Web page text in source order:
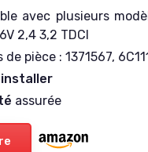
avec plusieurs
2,4 3,2 TDCI
de pièce : 1371567,
installer
assurée